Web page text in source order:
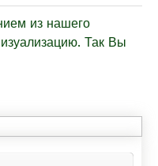
из нашего
Так Вы